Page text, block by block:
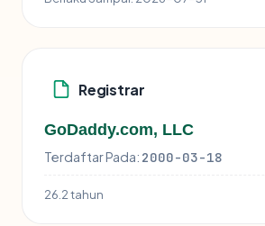
Registrar
GoDaddy.com, LLC
Terdaftar Pada: 2000-03-18
26.2 tahun